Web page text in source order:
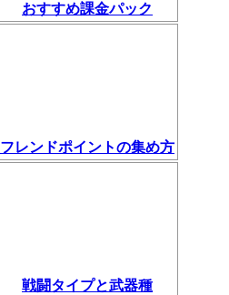
おすすめ課金パック
フレンドポイントの集め方
戦闘タイプと武器種